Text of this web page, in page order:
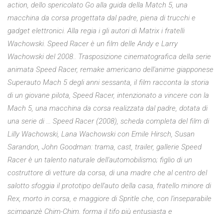
action, dello spericolato Go alla guida della Match 5, una
macchina da corsa progettata dal padre, piena di trucchi e
gadget elettronici. Alla regia i gli autori di Matrix i fratelli
Wachowski. Speed Racer è un film delle Andy e Larry
Wachowski del 2008.. Trasposizione cinematografica della serie
animata Speed Racer, remake americano dell'anime giapponese
Superauto Mach 5 degli anni sessanta, il film racconta la storia
di un giovane pilota, Speed Racer, intenzionato a vincere con la
Mach 5, una macchina da corsa realizzata dal padre, dotata di
una serie di … Speed Racer (2008), scheda completa del film di
Lilly Wachowski, Lana Wachowski con Emile Hirsch, Susan
Sarandon, John Goodman: trama, cast, trailer, gallerie Speed
Racer è un talento naturale dell'automobilismo; figlio di un
costruttore di vetture da corsa, di una madre che al centro del
salotto sfoggia il prototipo dell'auto della casa, fratello minore di
Rex, morto in corsa, e maggiore di Spritle che, con l'inseparabile
scimpanzè Chim-Chim, forma il tifo più entusiasta e